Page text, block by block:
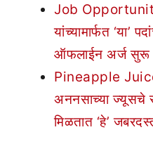
Job Opportunity
यांच्यामार्फत ‘या’
ऑफलाईन अर्ज सुरू
Pineapple Juice
अननसाच्या ज्यूसचे
मिळतात ‘हे’